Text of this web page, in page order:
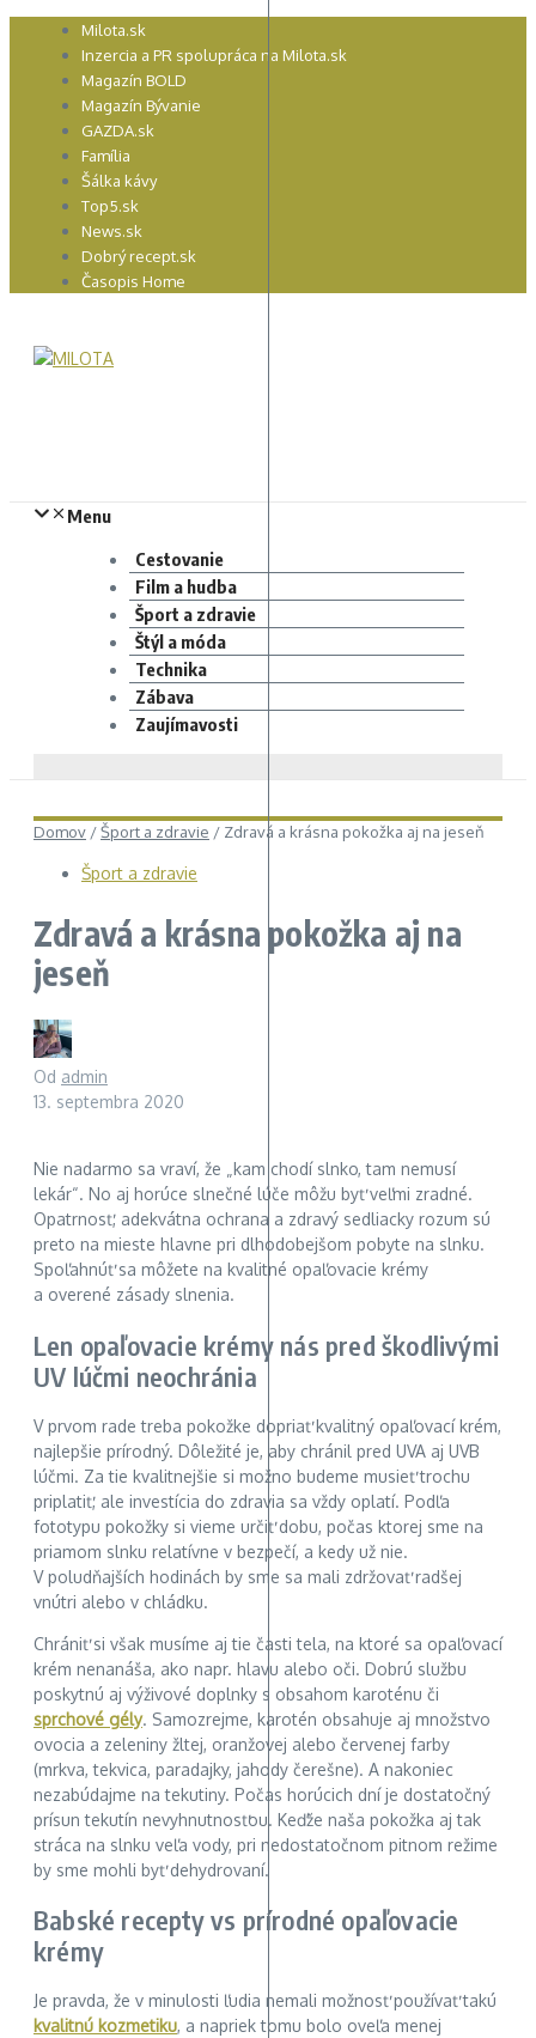
Preskočiť Milota.sk
Inzercia a PR spolupráca na Milota.sk
Magazín BOLD
Magazín Bývanie
GAZDA.sk
Família
Šálka kávy
Top5.sk
News.sk
Dobrý recept.sk
Časopis Home
Menu
Cestovanie
Film a hudba
Šport a zdravie
Štýl a móda
Technika
Zábava
Zaujímavosti
Domov /Šport a zdravie / Zdravá a krásna pokožka aj na jeseň
Šport a zdravie
Zdravá a krásna pokožka aj na
jeseň
Od admin
13. septembra 2020
Nie nadarmo sa vraví, že „kam chodí slnko, tam nemusí
lekár“. No aj horúce slnečné lúče môžu byť veľmi zradné.
Opatrnosť, adekvátna ochrana a zdravý sedliacky rozum sú
preto na mieste hlavne pri dlhodobejšom pobyte na slnku.
Spoľahnúť sa môžete na kvalitné opaľovacie krémy
a overené zásady slnenia.
Len opaľovacie krémy nás pred škodlivými
UV lúčmi neochránia
V prvom rade treba pokožke dopriať kvalitný opaľovací krém,
najlepšie prírodný. Dôležité je, aby chránil pred UVA aj UVB
lúčmi. Za tie kvalitnejšie si možno budeme musieť trochu
priplatiť, ale investícia do zdravia sa vždy oplatí. Podľa
fototypu pokožky si vieme určiť dobu, počas ktorej sme na
priamom slnku relatívne v bezpečí, a kedy už nie.
V poludňajších hodinách by sme sa mali zdržovať radšej
vnútri alebo v chládku.
Chrániť si však musíme aj tie časti tela, na ktoré sa opaľovací
krém nenanáša, ako napr. hlavu alebo oči. Dobrú službu
poskytnú aj výživové doplnky s obsahom karoténu či
sprchové gély. Samozrejme, karotén obsahuje aj množstvo
ovocia a zeleniny žltej, oranžovej alebo červenej farby
(mrkva, tekvica, paradajky, jahody čerešne). A nakoniec
nezabúdajme na tekutiny. Počas horúcich dní je dostatočný
prísun tekutín nevyhnutnosťou. Keďže naša pokožka aj tak
stráca na slnku veľa vody, pri nedostatočnom pitnom režime
by sme mohli byť dehydrovaní.
Babské recepty vs prírodné opaľovacie
krémy
Je pravda, že v minulosti ľudia nemali možnosť používať takú
kvalitnú kozmetiku, a napriek tomu bolo oveľa menej